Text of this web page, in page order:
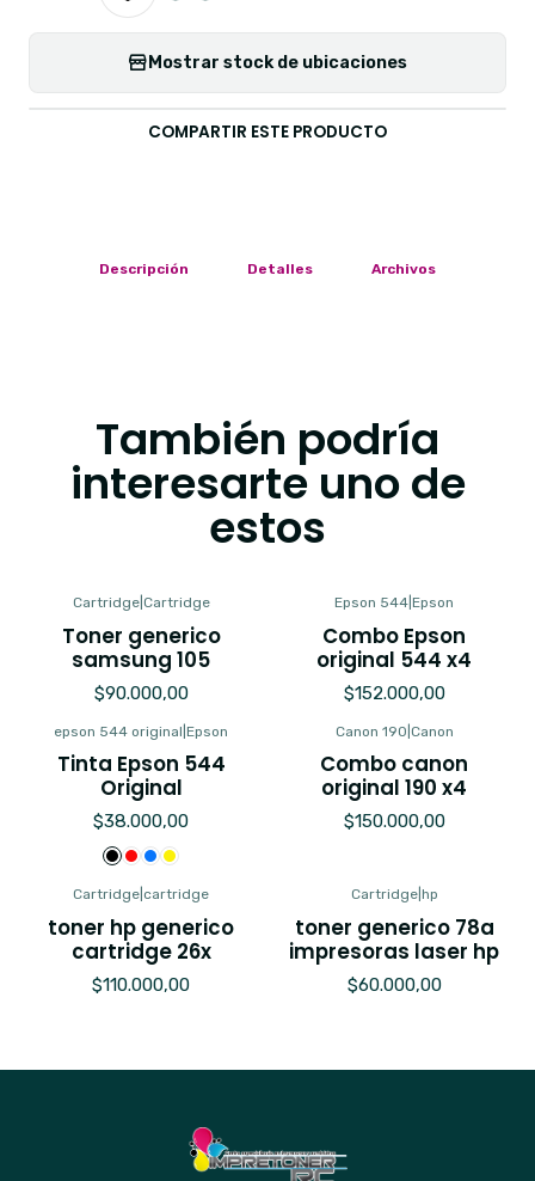
Mostrar stock de ubicaciones
COMPARTIR ESTE PRODUCTO
Descripción Detalles Archivos
También podría
interesarte uno de
estos
Cartridge| Cartridge
Toner generico
samsung 105
$90.000,00
Epson 544 Epson
Combo Epson
original 544 x4
$152.000,00
epson 544 original Epson
Tinta Epson 544
Original
$38.000,00
Canon 190 Canon
Combo canon
original 190 x4
$150.000,00
Cartridge cartridge
toner hp generico
cartridge 26x
$110.000,00
Cartridge| hp
toner generico 78a
impresoras laser hp
$60.000,00